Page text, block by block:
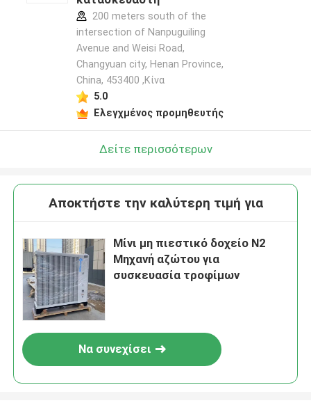
200 meters south of the
intersection of Nanpuguiling
Avenue and Weisi Road,
Changyuan city, Henan Province,
China, 453400 ,Κίνα
5.0
Ελεγχμένος προμηθευτής
Δείτε περισσότερων
Αποκτήστε την καλύτερη τιμή για
Μίνι μη πιεστικό δοχείο N2
Μηχανή αζώτου για
συσκευασία τροφίμων
Να συνεχίσει